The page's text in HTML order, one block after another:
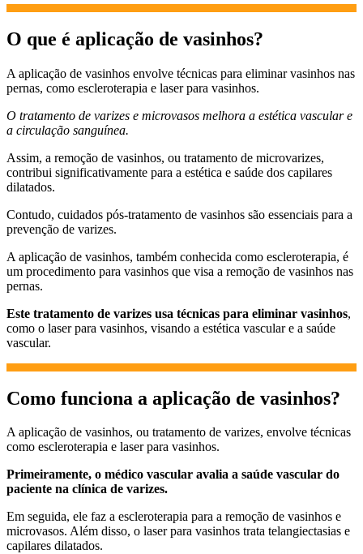
O que é aplicação de vasinhos?
A aplicação de vasinhos envolve técnicas para eliminar vasinhos nas
pernas, como escleroterapia e laser para vasinhos.
O tratamento de varizes e microvasos melhora a estética vascular e
a circulação sanguínea.
Assim, a remoção de vasinhos, ou tratamento de microvarizes,
contribui significativamente para a estética e saúde dos capilares
dilatados.
Contudo, cuidados pós-tratamento de vasinhos são essenciais para a
prevenção de varizes.
A aplicação de vasinhos, também conhecida como escleroterapia, é
um procedimento para vasinhos que visa a remoção de vasinhos nas
pernas.
Este tratamento de varizes usa técnicas para eliminar vasinhos,
como o laser para vasinhos, visando a estética vascular e a saúde
vascular.
Como funciona a aplicação de vasinhos?
A aplicação de vasinhos, ou tratamento de varizes, envolve técnicas
como escleroterapia e laser para vasinhos.
Primeiramente, o médico vascular avalia a saúde vascular do
paciente na clínica de varizes.
Em seguida, ele faz a escleroterapia para a remoção de vasinhos e
microvasos. Além disso, o laser para vasinhos trata telangiectasias e
capilares dilatados.